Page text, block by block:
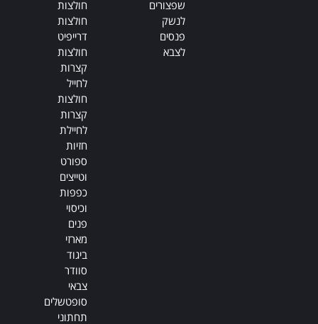
שפצורים
לנשק
פנסים
לצבא
חולצות
חולצות
דרייפיט
חולצות
קצרות
לחייל
חולצות
קצרות
לחיילת
חזיות
ספורט
וטייצים
כפפות
וכיסוי
פנים
מארזי
ביגוד
סוודר
צבאי
סופטשלים
תחתוני